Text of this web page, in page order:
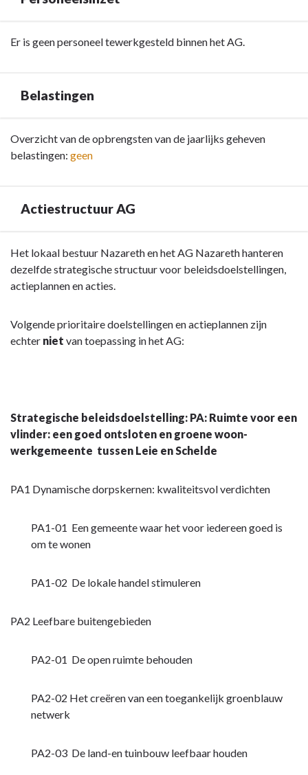
verbonden
Terug
Personeelsinzet
Er is geen personeel tewerkgesteld binnen het AG.
Belastingen
Terug
naar
Documentatie
Belastingen
Overzicht van de opbrengsten van de jaarlijks geheven
belastingen: geen
Actiestructuur AG
Terug
naar
navigatie
Het lokaal bestuur Nazareth en het AG Nazareth hanteren
dezelfde strategische structuur voor beleidsdoelstellingen,
actieplannen en acties.
Volgende prioritaire doelstellingen en actieplannen zijn
echter niet van toepassing in het AG:
Strategische beleidsdoelstelling: PA: Ruimte voor een
vlinder: een goed ontsloten en groene woon-
werkgemeente tussen Leie en Schelde
PA1 Dynamische dorpskernen: kwaliteitsvol verdichten
PA1-01 Een gemeente waar het voor iedereen goed is
om te wonen
PA1-02 De lokale handel stimuleren
PA2 Leefbare buitengebieden
PA2-01 De open ruimte behouden
PA2-02 Het creëren van een toegankelijk groenblauw
netwerk
PA2-03 De land-en tuinbouw leefbaar houden